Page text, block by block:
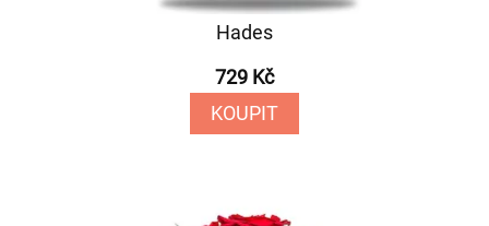
Hades
729 Kč
KOUPIT